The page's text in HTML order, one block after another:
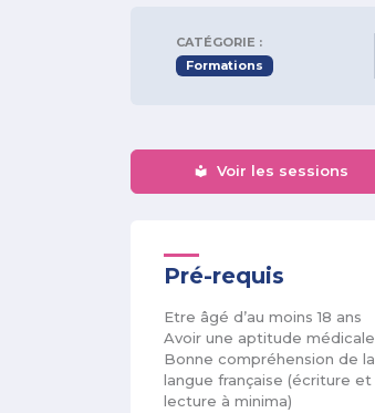
CATÉGORIE :
Formations
Voir les sessions
Pré-requis
Etre âgé d’au moins 18 ans
Avoir une aptitude médicale
Bonne compréhension de la
langue française (écriture et
lecture à minima)